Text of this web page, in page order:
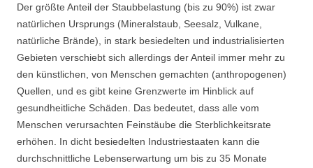
Der größte Anteil der Staubbelastung (bis zu 90%) ist zwar
natürlichen Ursprungs (Mineralstaub, Seesalz, Vulkane,
natürliche Brände), in stark besiedelten und industrialisierten
Gebieten verschiebt sich allerdings der Anteil immer mehr zu
den künstlichen, von Menschen gemachten (anthropogenen)
Quellen, und es gibt keine Grenzwerte im Hinblick auf
gesundheitliche Schäden. Das bedeutet, dass alle vom
Menschen verursachten Feinstäube die Sterblichkeitsrate
erhöhen. In dicht besiedelten Industriestaaten kann die
durchschnittliche Lebenserwartung um bis zu 35 Monate